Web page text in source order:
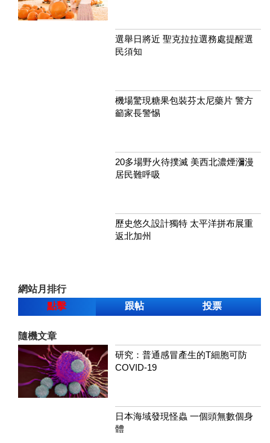
選舉日將近 聖克拉拉選務處提醒選
民須知
機場驚現糖果包裝芬太尼藥片 警方
籲家長警惕
20多場野火待撲滅 美西北濃煙瀰漫
居民難呼吸
歷史悠久設計獨特 太平洋拼布展重
返北加州
網站月排行
點擊
跟帖 投票
隨機文章
研究：普通感冒產生的T細胞可防
COVID-19
日本海域發現怪蟲 一個頭無數個身
體